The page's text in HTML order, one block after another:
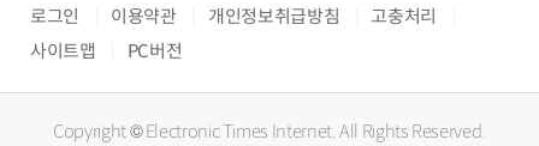
로그인 이용약관 개인정보취급방침
고충처리
사이트맵
PC버전
Copyright © Electronic Times Internet. All Rights Reserved.